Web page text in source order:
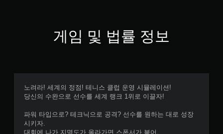
게임 및 법률 정보
노려라! 세계의 정점! 테니스 클럽 운영 시뮬레이션!
당신의 수완으로 선수를 세계 랭크 1위로 이끌자!
파워 타입으로? 테크닉으로 공격? 선수를 원하는 대로 성장
시키자.
대회에 나가 지명도가 올라가면 스폰서가 붙어.